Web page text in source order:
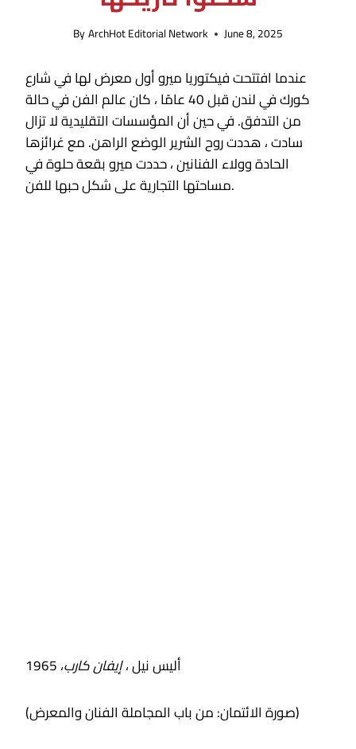
ByArchHot Editorial Network June 8, 2025
عندما افتتحت فيكتوريا ميرو أول معرض لها في شارع
كورك في لندن قبل 40 عامًا ، كان عالم الفن في حالة
من التدفق. في حين أن المؤسسات التقليدية لا تزال
سادت ، هددت روح الشرير الوضع الراهن. مع غرائزها
الحادة وولاء الفنانين ، حددت ميرو بقعة حلوة في
مساحتها التجارية على شكل حبها للفن.
أليس نيل ،إيفان كارب، 1965
(صورة الائتمان: من باب المجاملة الفنان والمعرض)